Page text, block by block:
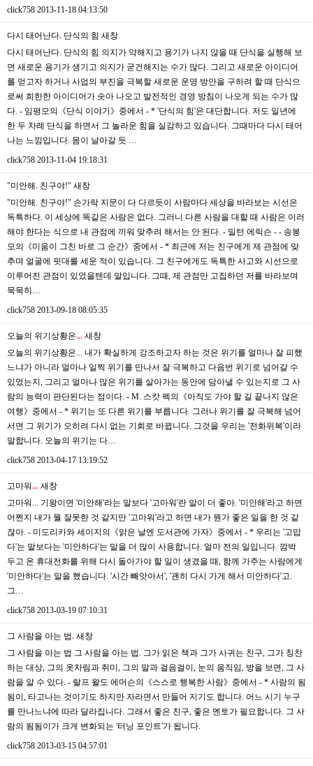
click758 2013-11-18 04:13:50
다시 태어난다. 단식의 힘 새창
다시 태어난다. 단식의 힘 의지가 약해지고 용기가 나지 않을 때 단식을 실행해 보
면 새로운 용기가 생기고 의지가 굳건해지는 수가 많다. 그리고 새로운 아이디어
를 얻고자 하거나 사업의 부진을 극복할 새로운 운영 방안을 구하려 할 때 단식으
로써 희한한 아이디어가 솟아 나오고 발전적인 경영 방침이 나오게 되는 수가 많
다. - 임평모의《단식 이야기》중에서 - * '단식의 힘'은 대단합니다. 저도 일년에
한 두 차례 단식을 하면서 그 놀라운 힘을 실감하고 있습니다. 그때마다 다시 태어
나는 느낌입니다. 몸이 날아갈 듯 …
click758 2013-11-04 19:18:31
"미안해. 친구야!" 새창
"미안해. 친구야!" 손가락 지문이 다 다르듯이 사람마다 세상을 바라보는 시선은
독특하다. 이 세상에 똑같은 사람은 없다. 그러니 다른 사람을 대할 때 사람은 이러
해야 한다는 식으로 내 관점에 끼워 맞추려 해서는 안 된다. - 밀턴 에릭슨 - - 송봉
모의《미움이 그친 바로 그 순간》중에서 - * 최근에 저는 친구에게 제 관점에 맞
추며 얼굴에 핏대를 세운 적이 있습니다. 그 친구에게도 독특한 사고와 시선으로
이루어진 관점이 있었을텐데 말입니다. 그때, 제 관점만 고집하던 저를 바라보며
묵묵히…
click758 2013-09-18 08:05:35
오늘의 위기상황은... 새창
오늘의 위기상황은... 내가 확실하게 강조하고자 하는 것은 위기를 얼마나 잘 피했
느냐가 아니라 얼마나 일찍 위기를 만나서 잘 극복하고 다음번 위기로 넘어갈 수
있었는지, 그리고 얼마나 많은 위기를 살아가는 동안에 담아낼 수 있는지로 그 사
람의 능력이 판단된다는 점이다. - M. 스캇 펙의《아직도 가야 할 길 끝나지 않은
여행》중에서 - * 위기는 또 다른 위기를 부릅니다. 그러나 위기를 잘 극복해 넘어
서면 그 위기가 오히려 다시 없는 기회로 바뀝니다. 그것을 우리는 '전화위복'이라
말합니다. 오늘의 위기는 다…
click758 2013-04-17 13:19:52
고마워... 새창
고마워... 기왕이면 '미안해'라는 말보다 '고마워'란 말이 더 좋아. '미안해'라고 하면
어쩐지 내가 뭘 잘못한 것 같지만 '고마워'라고 하면 내가 뭔가 좋은 일을 한 것 같
잖아. - 미도리카와 세이지의《맑은 날엔 도서관에 가자》중에서 - * 우리는 '고맙
다'는 말보다는 '미안하다'는 말을 더 많이 사용합니다. 얼마 전의 일입니다. 깜박
두고 온 휴대전화를 위해 다시 돌아가야 할 일이 생겼을 때, 함께 가주는 사람에게
'미안하다'는 말을 했습니다. '시간 빼앗아서', '괜히 다시 가게 해서 미안하다'고.
그…
click758 2013-03-19 07:10:31
그 사람을 아는 법. 새창
그 사람을 아는 법 그 사람을 아는 법. 그가 읽은 책과 그가 사귀는 친구, 그가 칭찬
하는 대상, 그의 옷차림과 취미, 그의 말과 걸음걸이, 눈의 움직임, 방을 보면, 그 사
람을 알 수 있다. - 랄프 왈도 에머슨의《스스로 행복한 사람》중에서 - * 사람의 됨
됨이, 타고나는 것이기도 하지만 자라면서 만들어 지기도 합니다. 어느 시기 누구
를 만나느냐에 따라 달라집니다. 그래서 좋은 친구, 좋은 멘토가 필요합니다. 그 사
람의 됨됨이가 크게 변화되는 '터닝 포인트'가 됩니다.
click758 2013-03-15 04:57:01